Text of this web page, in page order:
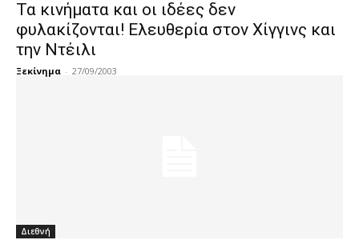
Τα κινήματα και οι ιδέες δεν
φυλακίζονται! Ελευθερία στον Χίγγινς και
την Ντέιλι
Ξεκίνημα - 27/09/2003
Διεθνή